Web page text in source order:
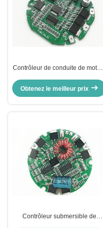
Contrôleur de conduite de moteur
Contrôleur de puits d'eau
Obtenez le meilleur prix
Contrôleur submersible de